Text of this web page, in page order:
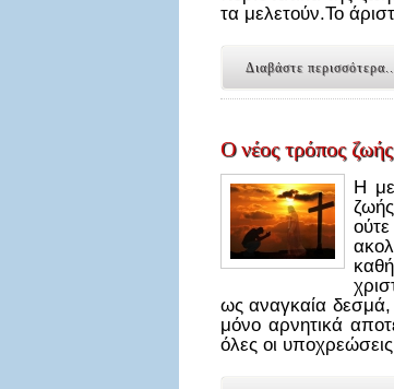
τα μελετούν.Το
Διαβάστε
Ο νέος τρόπος ζωής
Η
ως αναγκαία
μόνο αρνητικά
όλες οι